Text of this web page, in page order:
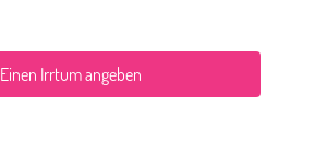
Einen Irrtum angeben